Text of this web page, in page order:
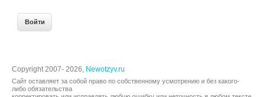
Copyright 2007- 2026, Newotzyv.ru
Сайт оставляет за собой право по собственному усмотрению и без какого-
либо обязательства